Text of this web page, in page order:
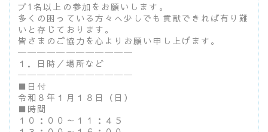
ブ1名以上の参加をお願いします。
多くの困っている方々へ少しでも貢献できれば有り難
いと存じております。
皆さまのご協力を心よりお願い申し上げます。
────────────
１．日時／場所など
────────────
■日付
令和８年１月１８日（日）
■時間
１０：００～１１：４５